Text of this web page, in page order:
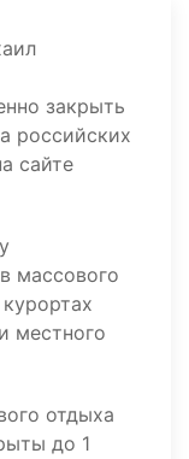
закрыть
российских
сайте
массового
местного
отдыха
до 1